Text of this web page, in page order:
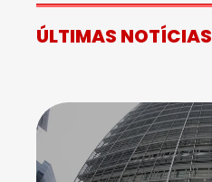
ÚLTIMAS NOTÍCIAS